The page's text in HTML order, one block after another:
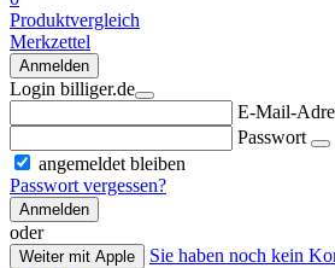
Produktvergleich
Merkzettel
Anmelden
Login billiger.de
E-Mail-
Passwort
angemeldet bleiben
Passwort vergessen?
Anmelden
oder
Weiter mit Apple
Sie haben noch kein